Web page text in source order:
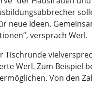
neue Ideen.
versprach Werl.
Tischrunde
Werl. Zum
Von den